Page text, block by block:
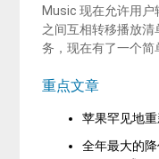
Music 现在允许用
之间互相转移播放
务，现在有了一个简
重点文章
苹果罕见地
全年最大的